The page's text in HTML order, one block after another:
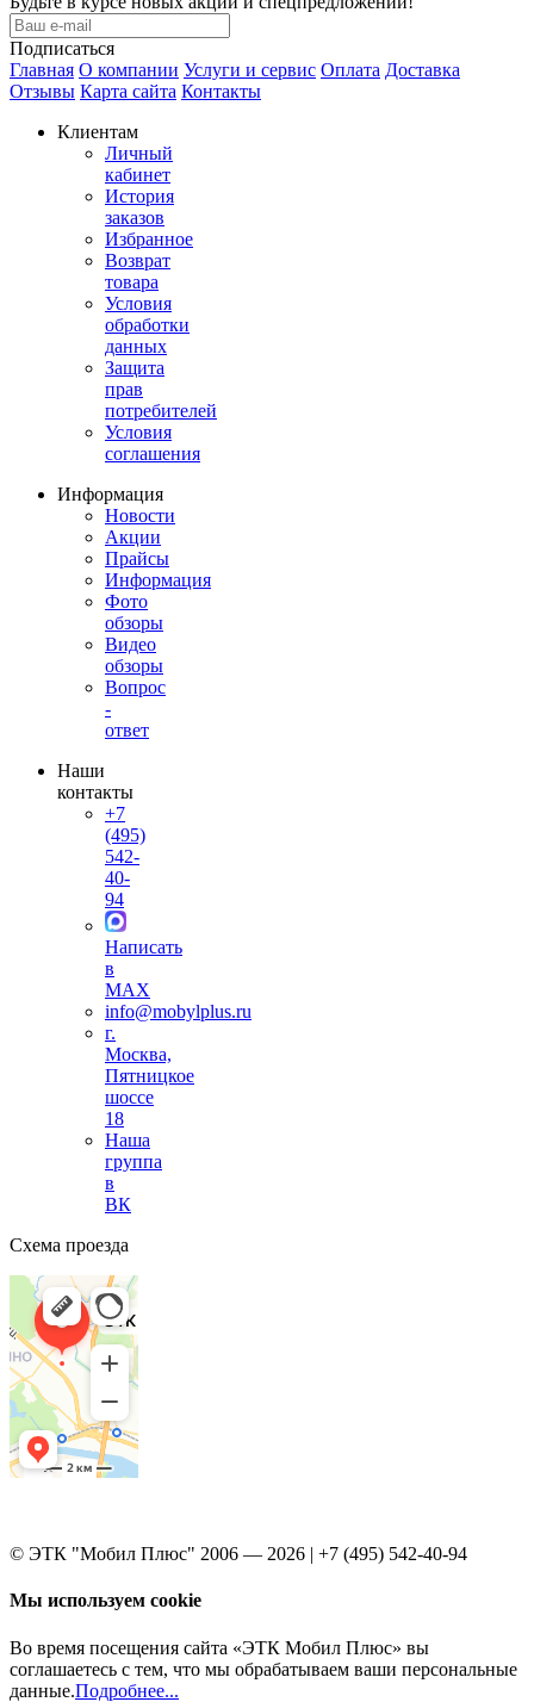
Подписаться
Главная О компании Услуги и сервис Оплата Доставка
Отзывы Карта сайта Контакты
Клиентам
Личный
кабинет
История
заказов
Избранное
Возврат
товара
Условия
обработки
данных
Защита
прав
потребителей
Условия
соглашения
Информация
Новости
Акции
Прайсы
Информация
Фото
обзоры
Видео
обзоры
Вопрос
-
ответ
Наши
контакты
+7
(495)
542-
40-
94
Написать
в
MAX
info@mobylplus.ru
г.
Москва,
Пятницкое
шоссе
18
Наша
группа
в
ВК
Схема проезда
© ЭТК "Мобил Плюс" 2006 — 2026 | +7 (495) 542-40-94
Мы используем cookie
Во время посещения сайта «ЭТК Мобил Плюс» вы
соглашаетесь с тем, что мы обрабатываем ваши персональные
данные.Подробнее...